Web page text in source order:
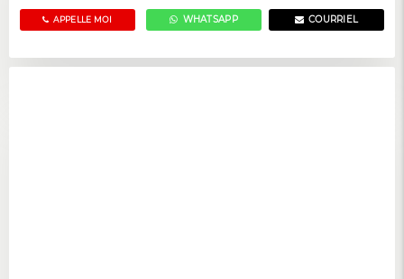
APPELLE MOI COURRIEL
WHATSAPP